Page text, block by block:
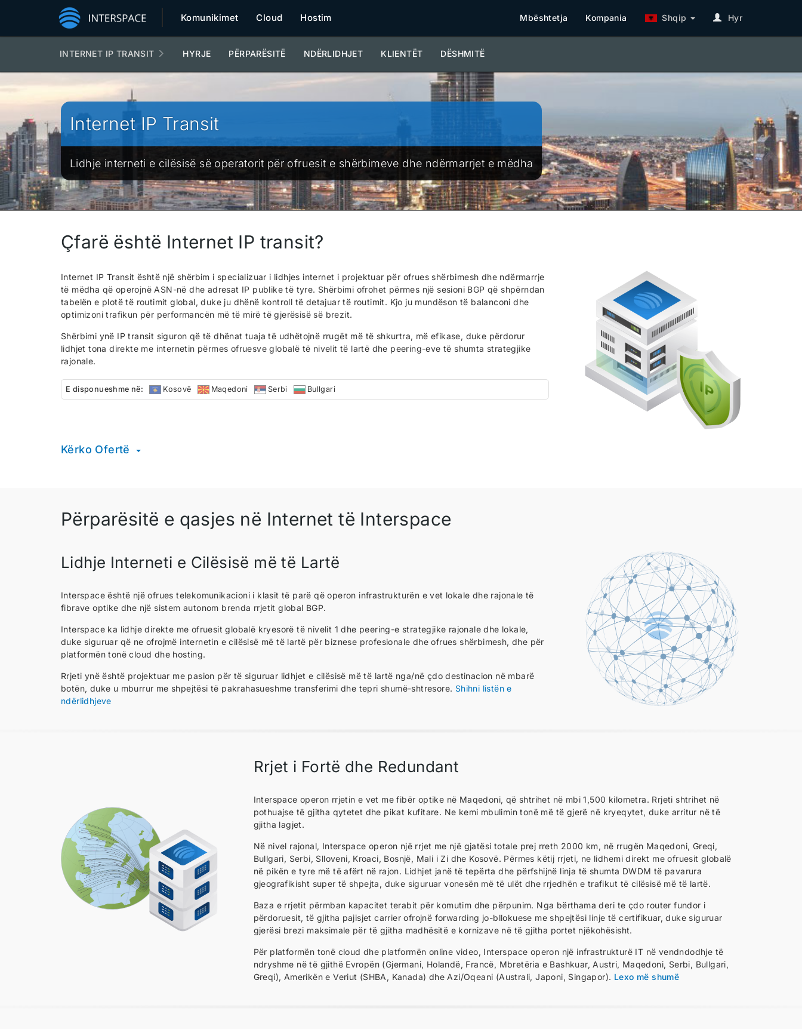
Komunikimet Cloud Hostim Shqip Hyr
Mbështetja Kompania
Internet IP Transit
Lidhje interneti e cilësisë së operatorit për ofruesit e shërbimeve dhe ndërmarrjet e mëdha
INTERNET IP TRANSIT HYRJE PËRPARËSITË NDËRLIDHJET KLIENTËT DËSHMITË
Çfarë është Internet IP transit?
Internet IP Transit është një shërbim i specializuar i lidhjes internet i projektuar për ofrues shërbimesh dhe ndërmarrje
të mëdha që operojnë ASN-në dhe adresat IP publike të tyre. Shërbimi ofrohet përmes një sesioni BGP që shpërndan
tabelën e plotë të routimit global, duke ju dhënë kontroll të detajuar të routimit. Kjo ju mundëson të balanconi dhe
optimizoni trafikun për performancën më të mirë të gjerësisë së brezit.
Shërbimi ynë IP transit siguron që të dhënat tuaja të udhëtojnë rrugët më të shkurtra, më efikase, duke përdorur
lidhjet tona direkte me internetin përmes ofruesve globalë të nivelit të lartë dhe peering-eve të shumta strategjike
rajonale.
E disponueshme në: Kosovë Maqedoni Serbi Bullgari
Kërko Ofertë
Përparësitë e qasjes në Internet të Interspace
Lidhje Interneti e Cilësisë më të Lartë
Interspace është një ofrues telekomunikacioni i klasit të parë që operon infrastrukturën e vet lokale dhe rajonale të
fibrave optike dhe një sistem autonom brenda rrjetit global BGP.
Interspace ka lidhje direkte me ofruesit globalë kryesorë të nivelit 1 dhe peering-e strategjike rajonale dhe lokale,
duke siguruar që ne ofrojmë internetin e cilësisë më të lartë për biznese profesionale dhe ofrues shërbimesh, dhe për
platformën tonë cloud dhe hosting.
Rrjeti ynë është projektuar me pasion për të siguruar lidhjet e cilësisë më të lartë nga/në çdo destinacion në mbarë
botën, duke u mburrur me shpejtësi të pakrahasueshme transferimi dhe tepri shumë-shtresore. Shihni listën e
ndërlidhjeve
Rrjet i Fortë dhe Redundant
Interspace operon rrjetin e vet me fibër optike në Maqedoni, që shtrihet në mbi 1,500 kilometra. Rrjeti shtrihet në
pothuajse të gjitha qytetet dhe pikat kufitare. Ne kemi mbulimin tonë më të gjerë në kryeqytet, duke arritur në të
gjitha lagjet.
Në nivel rajonal, Interspace operon një rrjet me një gjatësi totale prej rreth 2000 km, në rrugën Maqedoni, Greqi,
Bullgari, Serbi, Slloveni, Kroaci, Bosnjë, Mali i Zi dhe Kosovë. Përmes këtij rrjeti, ne lidhemi direkt me ofruesit globalë
në pikën e tyre më të afërt në rajon. Lidhjet janë të tepërta dhe përfshijnë linja të shumta DWDM të pavarura
gjeografikisht super të shpejta, duke siguruar vonesën më të ulët dhe rrjedhën e trafikut të cilësisë më të lartë.
Baza e rrjetit përmban kapacitet terabit për komutim dhe përpunim. Nga bërthama deri te çdo router fundor i
përdoruesit, të gjitha pajisjet carrier ofrojnë forwarding jo-bllokuese me shpejtësi linje të certifikuar, duke siguruar
gjerësi brezi maksimale për të gjitha madhësitë e kornizave në të gjitha portet njëkohësisht.
Për platformën tonë cloud dhe platformën online video, Interspace operon një infrastrukturë IT në vendndodhje të
ndryshme në të gjithë Evropën (Gjermani, Holandë, Francë, Mbretëria e Bashkuar, Austri, Maqedoni, Serbi, Bullgari,
Greqi), Amerikën e Veriut (SHBA, Kanada) dhe Azi/Oqeani (Australi, Japoni, Singapor). Lexo më shumë